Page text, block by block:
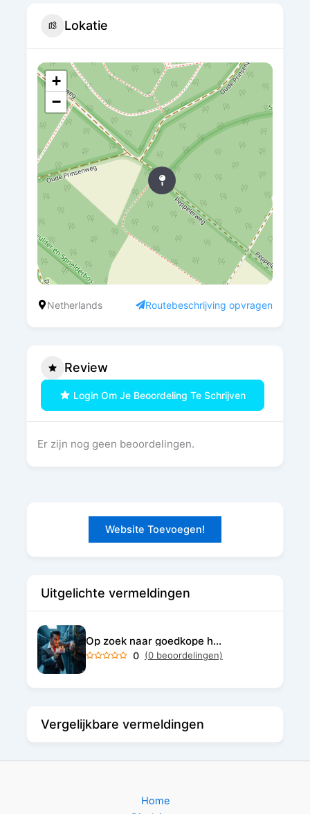
Lokatie
+
−
Netherlands Routebeschrijving opvragen
Review
Login Om Je Beoordeling Te Schrijven
Er zijn nog geen beoordelingen.
Website Toevoegen!
Uitgelichte vermeldingen
Op zoek naar goedkope hosting?
0 (0 beoordelingen)
Vergelijkbare vermeldingen
Home